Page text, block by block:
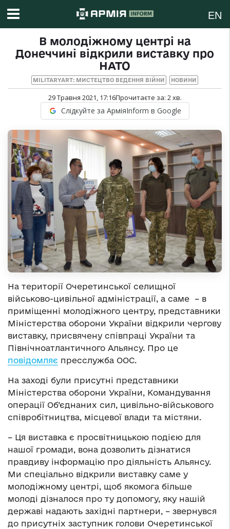
EN
В молодіжному центрі на
Донеччині відкрили виставку про
НАТО
MILITARYART: МИСТЕЦТВО ВЕДЕННЯ ВІЙНИ НОВИНИ
29 Травня 2021, 17:16Прочитаєте за: 2хв.
Слідкуйте за АрміяInform в Google
На території Очеретинської селищної
військово-цивільної адміністрації, а саме – в
приміщенні молодіжного центру, представники
Міністерства оборони України відкрили чергову
виставку, присвячену співпраці України та
Північноатлантичного Альянсу. Про це
повідомляє пресслужба ООС.
На заході були присутні представники
Міністерства оборони України, Командування
операції Об’єднаних сил, цивільно-військового
співробітництва, місцевої влади та містяни.
– Ця виставка є просвітницькою подією для
нашої громади, вона дозволить дізнатися
правдиву інформацію про діяльність Альянсу.
Ми спеціально відкрили виставку саме у
молодіжному центрі, щоб якомога більше
молоді дізналося про ту допомогу, яку нашій
державі надають західні партнери, – звернувся
до присутніх заступник голови Очеретинської